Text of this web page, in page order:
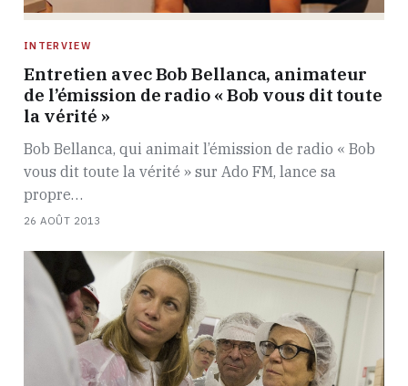
INTERVIEW
Entretien avec Bob Bellanca, animateur
de l’émission de radio « Bob vous dit toute
la vérité »
Bob Bellanca, qui animait l’émission de radio « Bob
vous dit toute la vérité » sur Ado FM, lance sa
propre…
26 AOÛT 2013